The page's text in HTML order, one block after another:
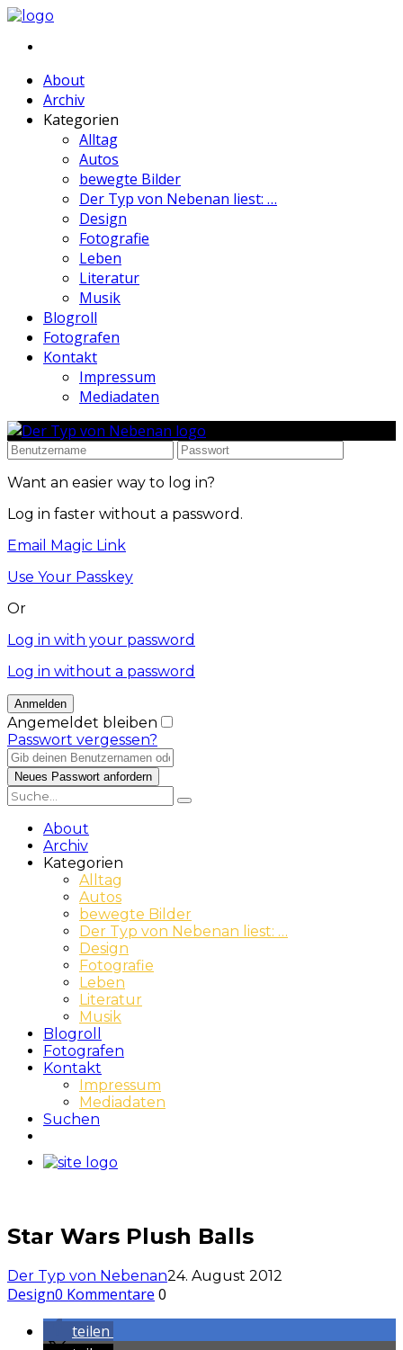
About
Archiv
Kategorien
Alltag
Autos
bewegte Bilder
Der Typ von Nebenan liest: …
Design
Fotografie
Leben
Literatur
Musik
Blogroll
Fotografen
Kontakt
Impressum
Mediadaten
Want an easier way to log in?
Log in faster without a password.
Email Magic Link
Use Your Passkey
Or
Log in with your password
Log in without a password
Angemeldet bleiben
Passwort vergessen?
About
Archiv
Kategorien
Alltag
Autos
bewegte Bilder
Der Typ von Nebenan liest: …
Design
Fotografie
Leben
Literatur
Musik
Blogroll
Fotografen
Kontakt
Impressum
Mediadaten
Suchen
Star Wars Plush Balls
Der Typ von Nebenan24. August 2012
Design0 Kommentare 0
teilen